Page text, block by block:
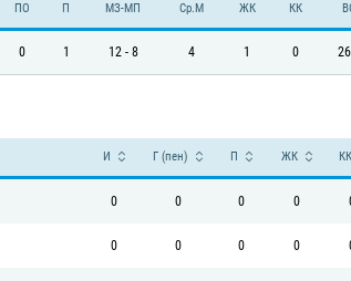
ПО П МЗ-МП Ср.М ЖК КК
0 1 12 - 8 4 1 0
И Г (пен) П ЖК КК
0 0 0 0
0 0 0 0